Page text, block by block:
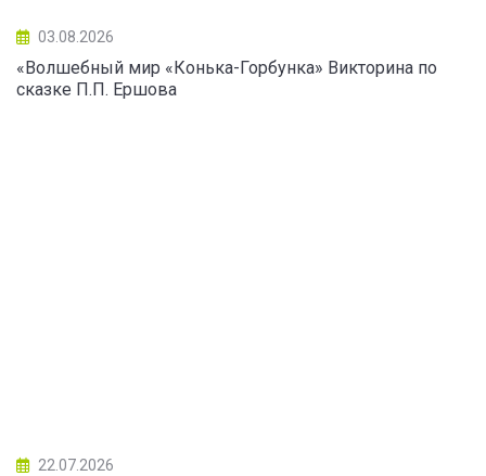
03.08.2026
«Волшебный мир «Конька-Горбунка» Викторина по
сказке П.П. Ершова
22.07.2026